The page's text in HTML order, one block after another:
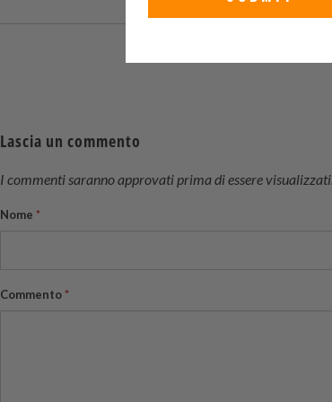
Lascia un commento
I commenti saranno approvati prima di essere visualizzati.
Nome *
Commento *